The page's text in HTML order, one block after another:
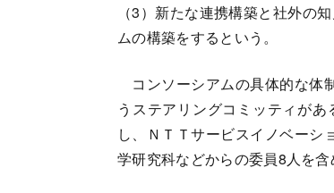
（3）新たな連携構築と社外の
ムの構築をするという。
コンソーシアムの具体的な体
うステアリングコミッティが
し、ＮＴＴサービスイノベーシ
学研究科などからの委員8人を含